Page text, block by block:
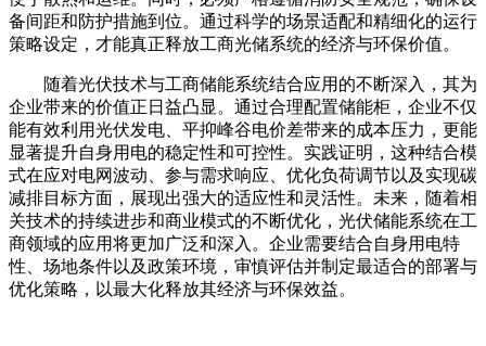
备间距和防护措施到位。通过科学的场景适配和精细化的运行
策略设定，才能真正释放工商光储系统的经济与环保价值。
随着光伏技术与工商储能系统结合应用的不断深入，其为
企业带来的价值正日益凸显。通过合理配置储能柜，企业不仅
能有效利用光伏发电、平抑峰谷电价差带来的成本压力，更能
显著提升自身用电的稳定性和可控性。实践证明，这种结合模
式在应对电网波动、参与需求响应、优化负荷调节以及实现碳
减排目标方面，展现出强大的适应性和灵活性。未来，随着相
关技术的持续进步和商业模式的不断优化，光伏储能系统在工
商领域的应用将更加广泛和深入。企业需要结合自身用电特
性、场地条件以及政策环境，审慎评估并制定最适合的部署与
优化策略，以最大化释放其经济与环保效益。